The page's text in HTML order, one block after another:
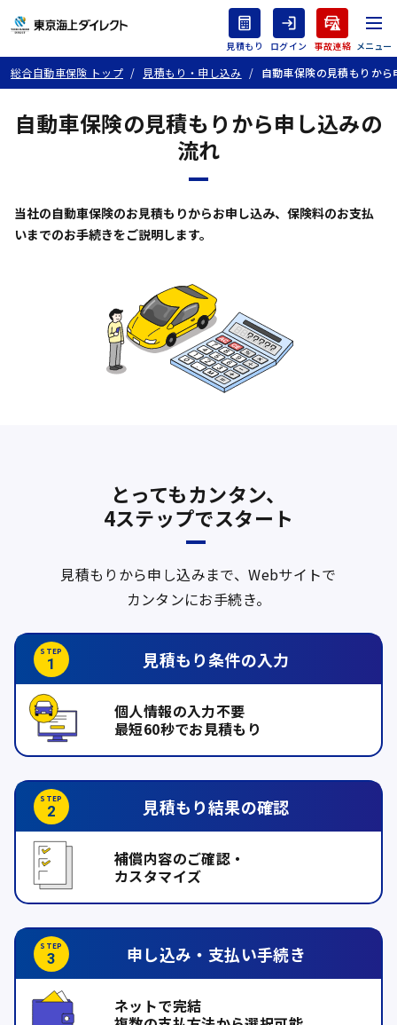
見積もり ログイン 事故連絡
総合自動車保険 トップ 見積もり・申し込み 自動車保険の見積もりか
自動車保険の見積もりから申し込みの
流れ
当社の自動車保険のお見積もりからお申し込み、 保険料のお支払
いまでのお手続きをご説明します。
とってもカンタン、
4ステップでスタート
見積もりから申し込みまで、Webサイトで
カンタンにお手続き。
見積もり条件の入力
個人情報の入力不要
最短60秒でお見積もり
見積もり結果の確認
補償内容のご確認・
カスタマイズ
申し込み・ 支払い手続き
ネットで完結